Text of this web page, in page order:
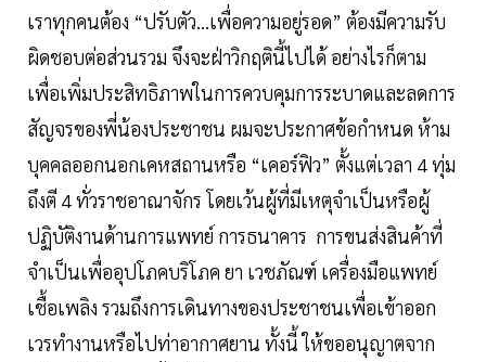
เราทุกคนต้อง “ปรับตัว...เพื่อความอยู่รอด” ต้องมีความรับ
ผิดชอบต่อส่วนรวม จึงจะฝ่าวิกฤตินี้ไปได้ อย่างไรก็ตาม
เพื่อเพิ่มประสิทธิภาพในการควบคุมการระบาดและลดการ
สัญจรของพี่น้องประชาชน ผมจะประกาศข้อกำหนด ห้าม
บุคคลออกนอกเคหสถานหรือ “เคอร์ฟิว” ตั้งแต่เวลา 4 ทุ่ม
ถึงตี 4 ทั่วราชอาณาจักร โดยเว้นผู้ที่มีเหตุจำเป็นหรือผู้
ปฏิบัติงานด้านการแพทย์ การธนาคาร การขนส่งสินค้าที่
จำเป็นเพื่ออุปโภคบริโภค ยา เวชภัณฑ์ เครื่องมือแพทย์
เชื้อเพลิง รวมถึงการเดินทางของประชาชนเพื่อเข้าออก
เวรทำงานหรือไปท่าอากาศยาน ทั้งนี้ ให้ขออนุญาตจาก